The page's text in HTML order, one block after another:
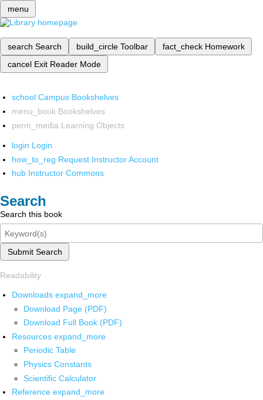
menu
search Search build_circle Toolbar fact_check Homework
cancel Exit Reader Mode
school Campus Bookshelves
menu_book Bookshelves
perm_media Learning Objects
login Login
how_to_reg Request Instructor Account
hub Instructor Commons
Search
Search this book
Submit Search
Readability
Downloads expand_more
Download Page (PDF)
Download Full Book (PDF)
Resources expand_more
Periodic Table
Physics Constants
Scientific Calculator
Reference expand_more